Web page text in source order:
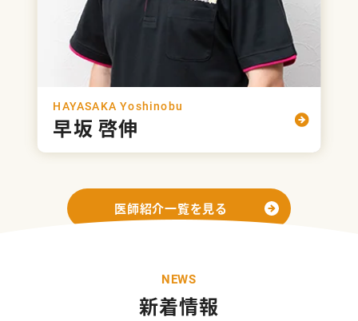
HAYASAKA Yoshinobu
早坂 啓伸
医師紹介一覧を見る
N EWS
新着情報